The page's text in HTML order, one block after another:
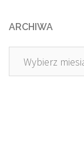
ARCHIWA
Archiwa